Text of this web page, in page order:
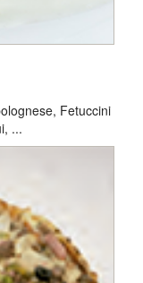
Fetuccini
...